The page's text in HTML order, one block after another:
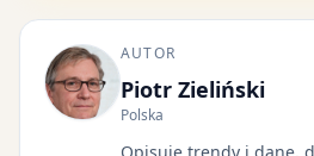
AUTOR
Piotr Zieliński
Polska